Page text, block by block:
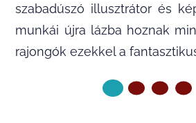
szabadúszó illusztrátor és
munkái újra lázba hoznak
rajongók ezekkel a